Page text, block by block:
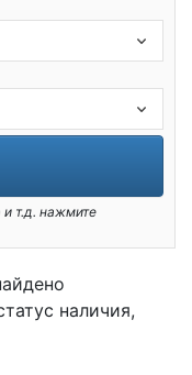
т.д. нажмите
наличия,